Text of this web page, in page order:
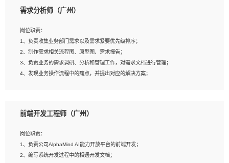
1、全日制本科计算机相关专业毕业，3年以上相关工作经验；
3、熟练使用脚本语言，shell/python任一种，熟练使用Ansible
4、熟悉linux常见服务、中间件的基本原理、部署以及故障处理，如：Mysql、
Apache、Nginx、Zabbix、Kafka等
5、熟悉主流虚拟化技术，如：VMware、KVM
6、具备网络方面的基础知识，熟悉常见的网络协议，如TCP/IP，转发原理，路由优
8、有良好的文档编写能力和沟通能力，有RHCE证书优先
需求分析师（广州）
岗位职责：
1、负责收集业务部门需求以及需求紧要优先级排序；
2、制作需求相关流程图、原型图、需求报告；
3、负责业务的需求调研、分析和管理工作，对需求文档进行管理；
4、发现业务操作流程中的痛点，并提出对应的解决方案；
岗位要求：
2、熟悉产品及需求规划工具，如:Axure、Xmind、MS Project等；
3、具备良好的交流协调能力，有较强的责任感、工作积极主动；
4、有较强的系统需求分析、文档编写能力、沟通能力；
前端开发工程师（广州）
岗位职责：
1、负责公司AlphaMind AI能力开放平台的前端开发；
2、编写系统开发过程中的相遇开发文档；